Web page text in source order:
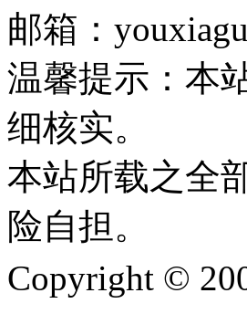
邮箱：
温馨提示：本
细核实。
本站所载之全
险自担。
Copyright ©